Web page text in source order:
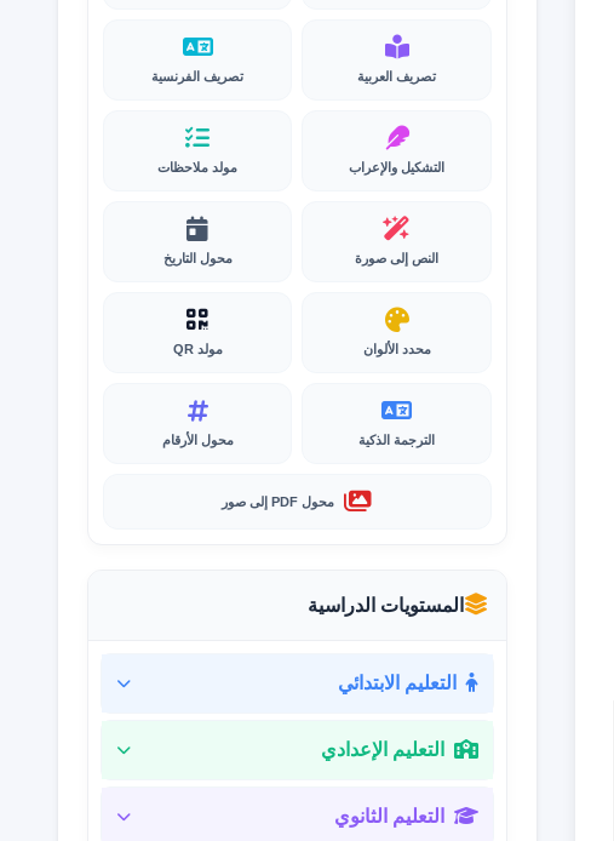
تصريف العربية تصريف الفرنسية
التشكيل والإعراب مولد ملاحظات
النص إلى صورة محول التاريخ
محدد الألوان مولد QR
الترجمة الذكية محول الأرقام
محول PDF إلى صور
المستويات الدراسية
التعليم الابتدائي
التعليم الإعدادي
التعليم الثانوي